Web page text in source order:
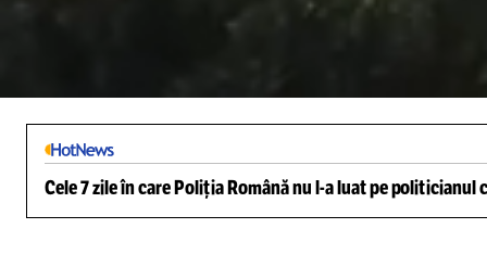
Cele 7 zile în care Poliția Română nu l-a luat pe